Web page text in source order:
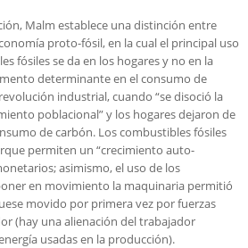
Malm establece una distinción entre
proto-fósil, en la cual el principal uso
fósiles se da en los hogares y no en la
determinante en el consumo de
industrial, cuando “se disoció la
poblacional” y los hogares dejaron de
de carbón. Los combustibles fósiles
permiten un “crecimiento auto-
asimismo, el uso de los
en movimiento la maquinaria permitió
movido por primera vez por fuerzas
(hay una alienación del trabajador
usadas en la producción).